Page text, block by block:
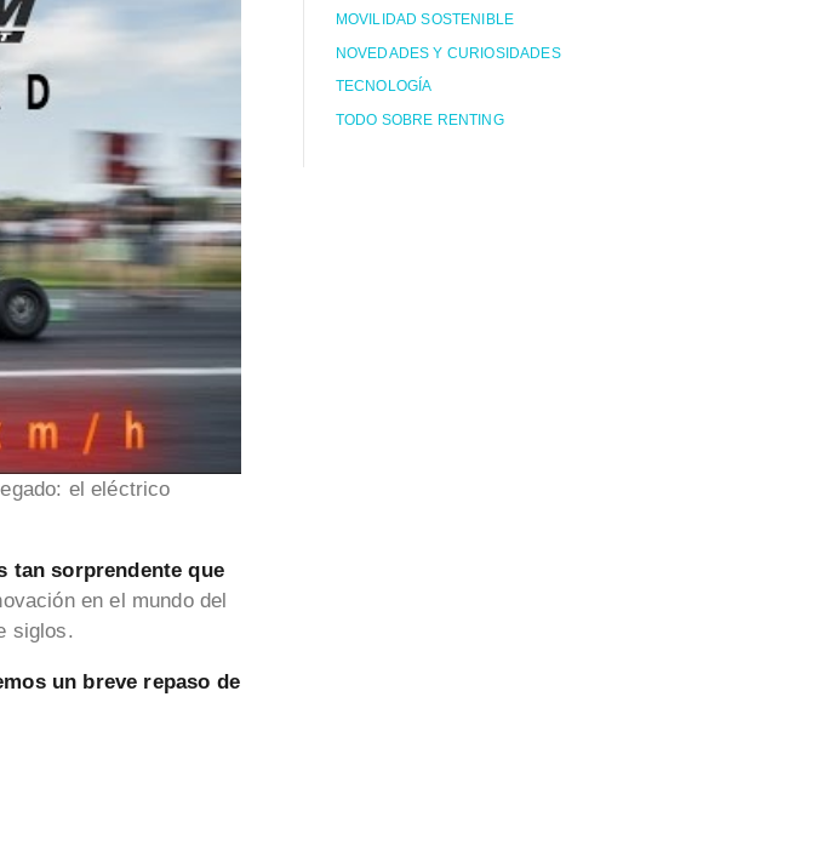
el eléctrico
tan sorprendente que
en el mundo del
siglos.
un breve repaso de
MOVILIDAD SOSTENIBLE
NOVEDADES Y CURIOSIDADES
TECNOLOGÍA
TODO SOBRE RENTING